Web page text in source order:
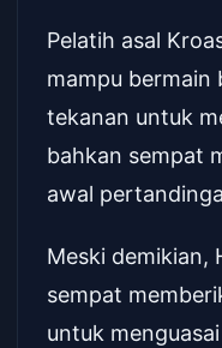
Pelatih asal
mampu bermain
tekanan untuk
bahkan sempat
awal
Meski demikian,
sempat
untuk